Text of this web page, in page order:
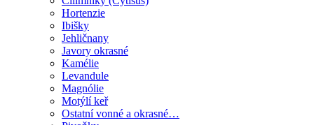
Hortenzie
Ibišky
Jehličnany
Javory okrasné
Kamélie
Levandule
Magnólie
Motýlí keř
Ostatní vonné a okrasné…